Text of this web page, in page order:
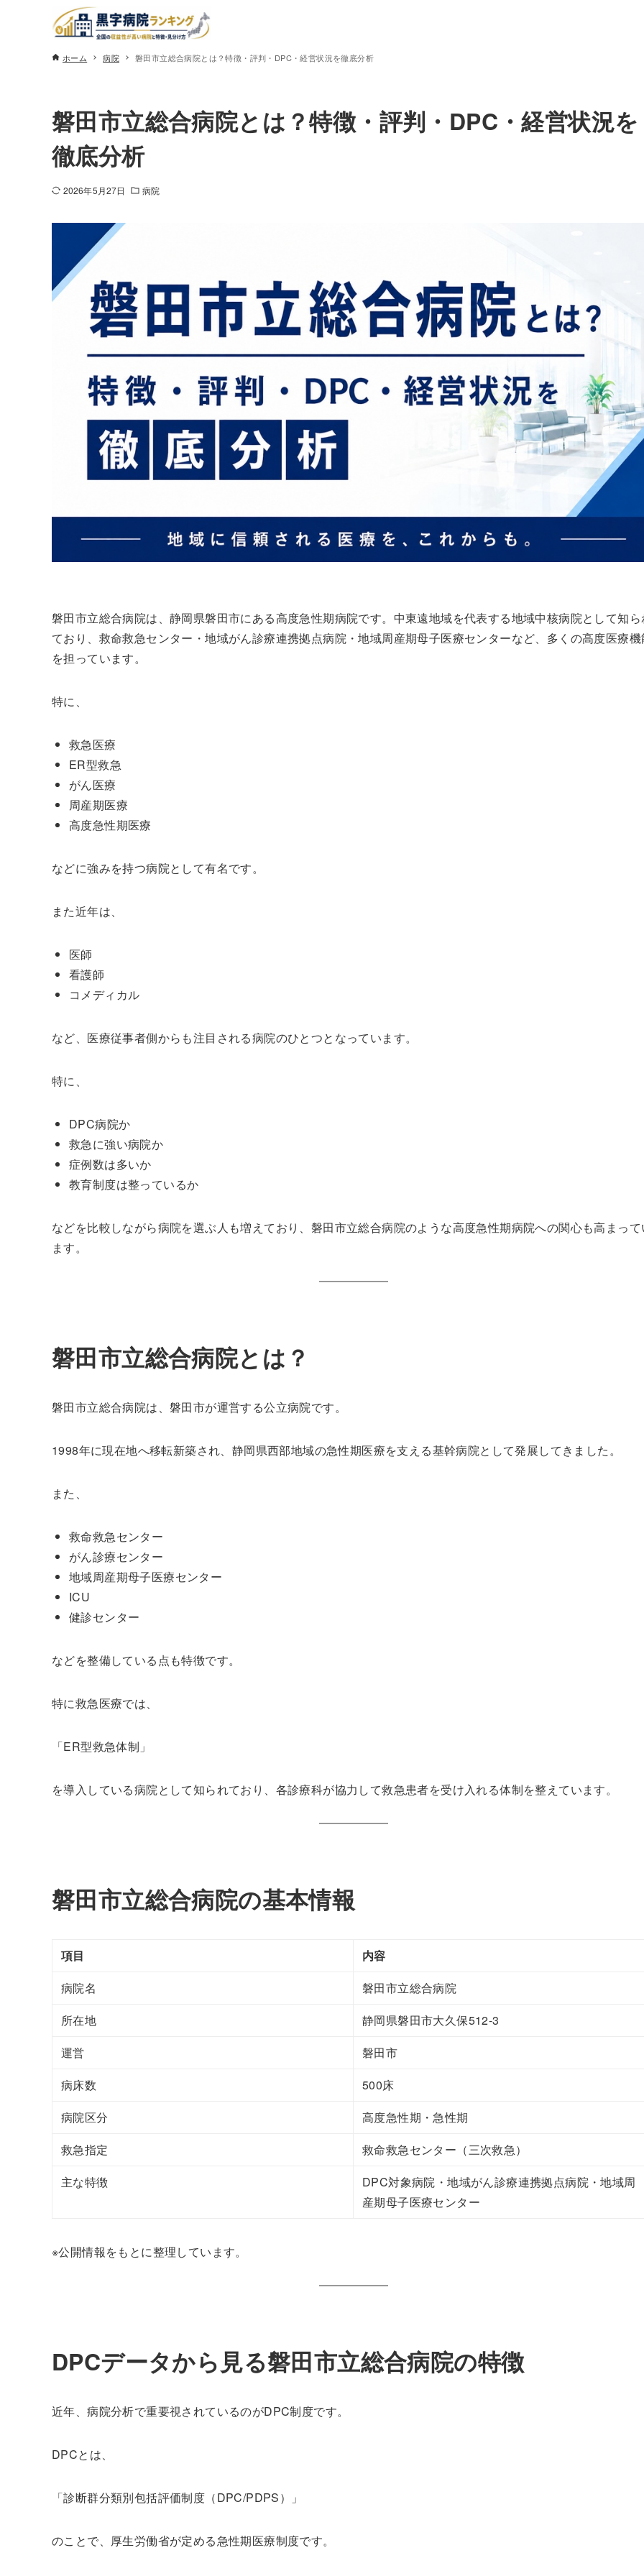
ホーム 病院 磐田市立総合病院とは？特徴・評判・DPC・経営状況を徹底分析
磐田市立総合病院とは？特徴・評判・DPC・経営状況を
徹底分析
2026年5月27日 病院
磐田市立総合病院は、静岡県磐田市にある高度急性期病院です。中東遠地域を代表する地域中核病院として知ら
ており、救命救急センター・地域がん診療連携拠点病院・地域周産期母子医療センターなど、多くの高度医療機
を担っています。
特に、
救急医療
ER型救急
がん医療
周産期医療
高度急性期医療
などに強みを持つ病院として有名です。
また近年は、
医師
看護師
コメディカル
など、医療従事者側からも注目される病院のひとつとなっています。
特に、
DPC病院か
救急に強い病院か
症例数は多いか
教育制度は整っているか
などを比較しながら病院を選ぶ人も増えており、磐田市立総合病院のような高度急性期病院への関心も高まって
ます。
磐田市立総合病院とは？
磐田市立総合病院は、磐田市が運営する公立病院です。
1998年に現在地へ移転新築され、静岡県西部地域の急性期医療を支える基幹病院として発展してきました。
また、
救命救急センター
がん診療センター
地域周産期母子医療センター
ICU
健診センター
などを整備している点も特徴です。
特に救急医療では、
「ER型救急体制」
を導入している病院として知られており、各診療科が協力して救急患者を受け入れる体制を整えています。
磐田市立総合病院の基本情報
項目
内容
病院名
磐田市立総合病院
所在地
静岡県磐田市大久保512-3
運営
磐田市
病床数
500床
病院区分
高度急性期・急性期
救急指定
救命救急センター（三次救急）
主な特徴
DPC対象病院・地域がん診療連携拠点病院・地域周
産期母子医療センター
※公開情報をもとに整理しています。
DPCデータから見る磐田市立総合病院の特徴
近年、病院分析で重要視されているのがDPC制度です。
DPCとは、
「診断群分類別包括評価制度（DPC/PDPS）」
のことで、厚生労働省が定める急性期医療制度です。